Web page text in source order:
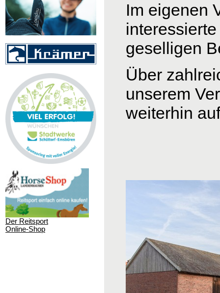
Der Reitsport
Online-Shop
Im eigenen
geselligen
Über
unserem
weiterhin